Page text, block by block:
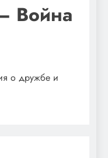
Война
о дружбе и